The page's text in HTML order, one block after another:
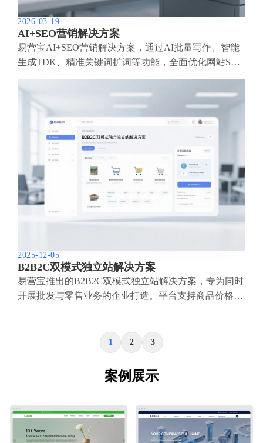
2026-03-19
AI+SEO营销解决方案
易营宝AI+SEO营销解决方案，通过AI批量写作、智能
生成TDK、精准关键词扩词等功能，全面优化网站SEO
效果，提升流量与转化率。助力企业构建高效智能网站
新生态。
2025-12-05
B2B2C双模式独立站解决方案
易营宝推出的B2B2C双模式独立站解决方案，专为同时
开展批发与零售业务的企业打造。平台支持商品价格展
效、更直观的方式触达B端与C端客户。通过云建站、
大数据分析与广告智能投放体系，助力企业打破渠道壁
垒，实现国内外市场拓展与品牌价值提升。
1 2 3
案例展示